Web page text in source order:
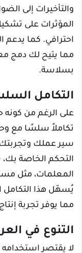
والتأخيرات إلى
المؤثرات على
احترافي. كما يدعم
مما يتيح لك دمج
بسلاسة.
التكامل
على الرغم من كونه
تكاملاً سلسًا مع
سير عملك وتجربتك
التحكم الخاصة
المعلمات، مثل
يُسهّل هذا التكامل
مما يوفر تجربة
التنوع في
لا يقتصر